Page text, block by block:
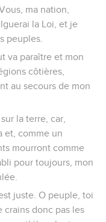
ma nation,
la Loi, et je
peuples.
va paraître et mon
côtières,
au secours de mon
la terre, car,
et, comme un
mourront comme
pour toujours, mon
juste. O peuple, toi
donc pas les